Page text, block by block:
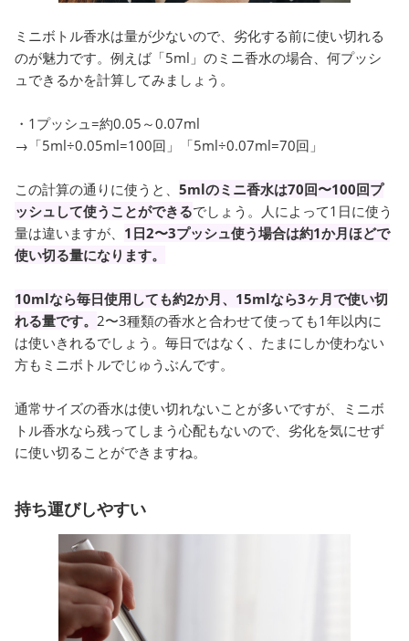
ミニボトル香水は量が少ないので、劣化する前に使い切れる
のが魅力です。例えば「5ml」のミニ香水の場合、何プッシ
ュできるかを計算してみましょう。
・1プッシュ=約0.05～0.07ml
→「5ml÷0.05ml=100回」「5ml÷0.07ml=70回」
この計算の通りに使うと、 5mlのミニ香水は70回〜100回プ
ッシュして使うことができるでしょう。人によって1日に使う
量は違いますが、 1日2〜3プッシュ使う場合は約1か月ほどで
使い切る量になります。
10mlなら毎日使用しても約2か月、15mlなら3ヶ月で使い切
れる量です。 2〜3種類の香水と合わせて使っても1年以内に
は使いきれるでしょう。毎日ではなく、たまにしか使わない
方もミニボトルでじゅうぶんです。
通常サイズの香水は使い切れないことが多いですが、ミニボ
トル香水なら残ってしまう心配もないので、劣化を気にせず
に使い切ることができますね。
持ち運びしやすい